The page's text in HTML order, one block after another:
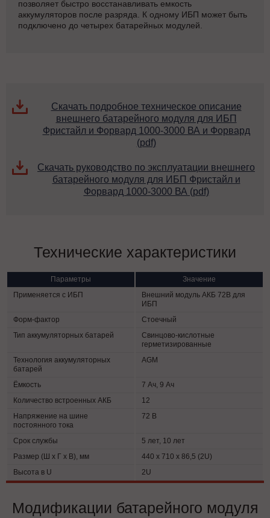
позволяет быстро восстанавливать емкость
аккумуляторов после разряда. К одному ИБП может быть
подключено до четырех батарейных модулей.
Скачать подробное техническое описание
внешнего батарейного модуля для ИБП
Фристайл и Форвард 1000-3000 ВА и Форвард
(pdf)
Скачать руководство по эксплуатации внешнего
батарейного модуля для ИБП Фристайл и
Форвард 1000-3000 ВА (pdf)
Технические характеристики
Параметры
Значение
Применяется с ИБП
Внешний модуль АКБ 72В для
ИБП
Форм-фактор
Стоечный
Тип аккумуляторных батарей
Свинцово-кислотные
герметизированные
Технология аккумуляторных
батарей
AGM
Ёмкость
7 Ач, 9 Ач
Количество встроенных АКБ
12
Напряжение на шине
постоянного тока
72 В
Срок службы
5 лет, 10 лет
Размер (Ш х Г х В), мм
440 x 710 x 86,5 (2U)
Высота в U
2U
Модификации батарейного модуля